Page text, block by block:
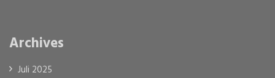
Archives
Juli 2025